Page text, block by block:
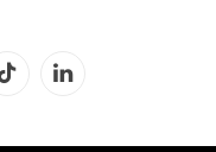
TikTok LinkedIn